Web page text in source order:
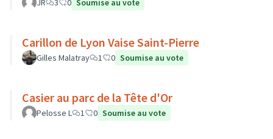
JR 3 0 Soumise au vote
Carillon de Lyon Vaise Saint-Pierre
Gilles Malatray 1 0 Soumise au vote
Casier au parc de la Tête d'Or
Pelosse L 1 0 Soumise au vote